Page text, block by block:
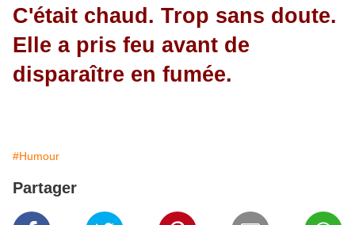
C'était chaud. Trop sans doute.
Elle a pris feu avant de
disparaître en fumée.
#Humour
Partager